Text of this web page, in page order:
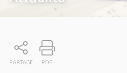
PARTAGE PDF